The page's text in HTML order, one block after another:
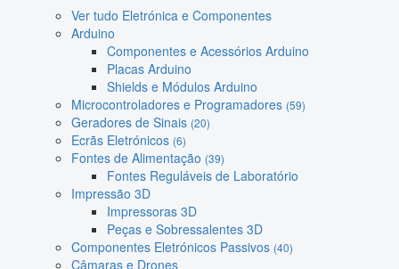
Ver tudo Eletrónica e Componentes
Arduino
Componentes e Acessórios Arduino
Placas Arduino
Shields e Módulos Arduino
Microcontroladores e Programadores (59)
Geradores de Sinais (20)
Ecrãs Eletrónicos (6)
Fontes de Alimentação (39)
Fontes Reguláveis de Laboratório
Impressão 3D
Impressoras 3D
Peças e Sobressalentes 3D
Componentes Eletrónicos Passivos (40)
Câmaras e Drones